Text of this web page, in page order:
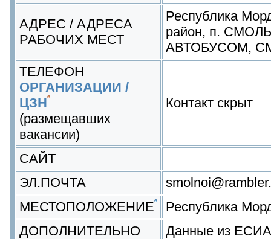
АДРЕС / АДРЕСА
РАБОЧИХ МЕСТ
Республика
район, п.
АВТОБУСОМ,
ТЕЛЕФОН
ОРГАНИЗАЦИИ /
ЦЗН
(размещавших
вакансии)
Контакт скрыт
САЙТ
ЭЛ.ПОЧТА
МЕСТОПОЛОЖЕНИЕ
Республика
ДОПОЛНИТЕЛЬНО
Данные из